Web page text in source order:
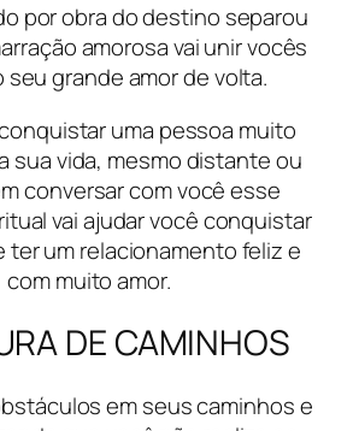
por obra do destino separou
amorosa vai unir vocês
seu grande amor de volta.
uma pessoa muito
sua vida, mesmo distante ou
conversar com você esse
vai ajudar você conquistar
ter um relacionamento feliz e
com muito amor.
DE CAMINHOS
em seus caminhos e